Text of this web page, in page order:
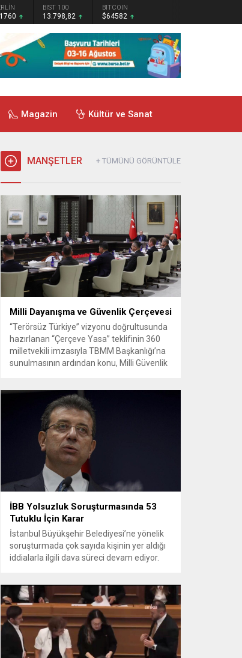
BIST 100
13.798,82
BITCOIN
$64582
Magazin Kültür ve Sanat
MANŞETLER + TÜMÜNÜ GÖRÜNTÜLE
Milli Dayanışma ve Güvenlik Çerçevesi
“Terörsüz Türkiye” vizyonu doğrultusunda
hazırlanan “Çerçeve Yasa” teklifinin 360
milletvekili imzasıyla TBMM Başkanlığı’na
sunulmasının ardından konu, Milli Güvenlik
maddelik bildiri, ülke güvenliği ve bölgesel
gelişmelere dair değerlendirmeleri
içermektedir. Yaklaşık 2 saat 15 dakika
süren oturumun sonuç metninde; terörle
mücadele, bölgesel istikrar,...
İBB Yolsuzluk Soruşturmasında 53
Tutuklu İçin Karar
İstanbul Büyükşehir Belediyesi’ne yönelik
soruşturmada çok sayıda kişinin yer aldığı
iddialarla ilgili dava süreci devam ediyor.
değerlendirdi. İnceleme sonucunda,
aralarında Ekrem İmamoğlu’nun da
bulunduğu 53 tutuklu hakkında tutukluluk
hallerinin sürdürülmesine karar verildi.
İddialar ve değerlendirilen talepler
Soruşturma kapsamında sanıklara